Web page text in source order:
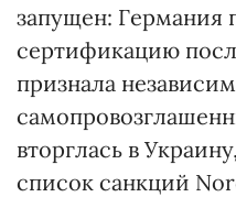
запущен: Германия
сертификацию
признала
вторглась в
список санкций